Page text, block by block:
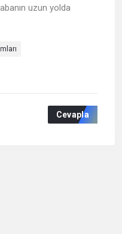
uzun yolda
Cevapla